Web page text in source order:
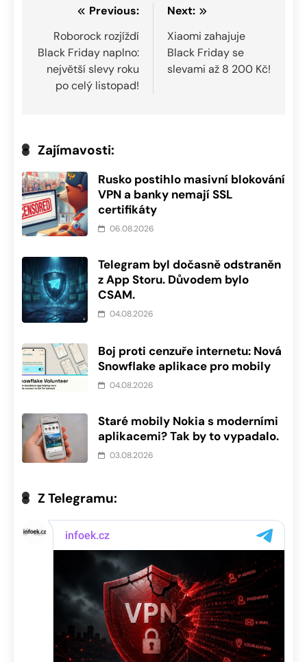
Navigace
pro
příspěvek
Previous:
Roborock rozjíždí
Black Friday naplno:
největší slevy roku
po celý listopad!
Next:
Xiaomi zahajuje
Black Friday se
slevami až 8 200 Kč!
Zajímavosti:
Rusko postihlo masivní blokování
VPN a banky nemají SSL
certifikáty
06.08.2026
Telegram byl dočasně odstraněn
z App Storu. Důvodem bylo
CSAM.
04.08.2026
Boj proti cenzuře internetu: Nová
Snowflake aplikace pro mobily
04.08.2026
Staré mobily Nokia s moderními
aplikacemi? Tak by to vypadalo.
03.08.2026
Z Telegramu: